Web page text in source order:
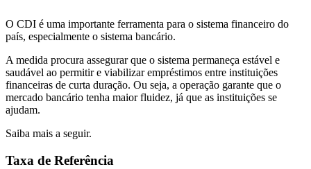
O CDI é uma importante ferramenta para o sistema financeiro do
país, especialmente o sistema bancário.
A medida procura assegurar que o sistema permaneça estável e
saudável ao permitir e viabilizar empréstimos entre instituições
financeiras de curta duração. Ou seja, a operação garante que o
mercado bancário tenha maior fluidez, já que as instituições se
ajudam.
Saiba mais a seguir.
Taxa de Referência